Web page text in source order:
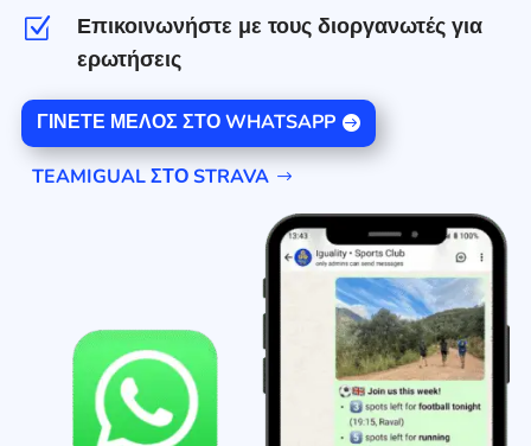
Z
Επικοινωνήστε με τους διοργανωτές για
ερωτήσεις
ΓΊΝΕΤΕ ΜΈΛΟΣ ΣΤΟ WHATSAPP
TEAMIGUAL ΣΤΟ STRAVA